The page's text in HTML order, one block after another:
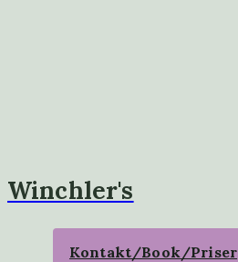
Winchler's
Kontakt/Book/Priser